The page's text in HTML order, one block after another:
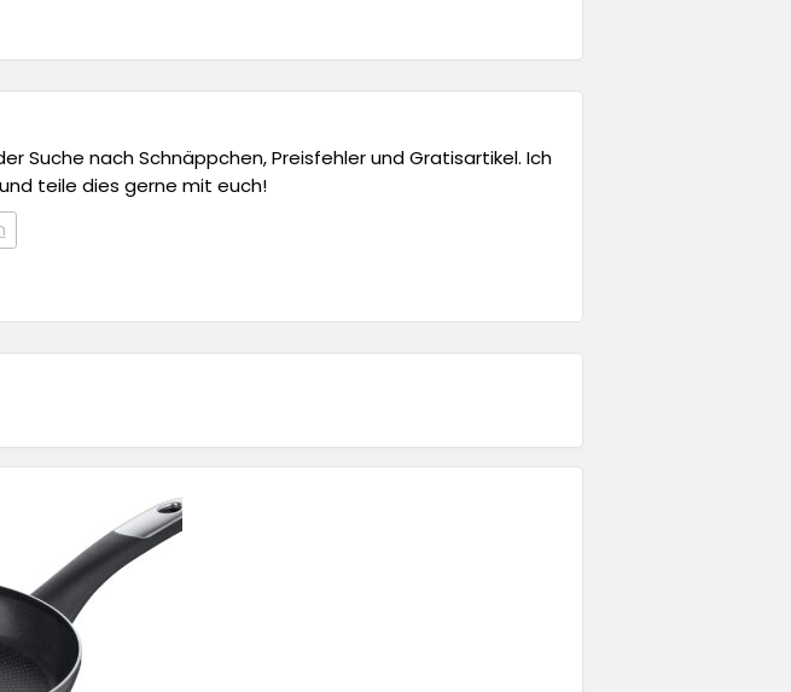
Suche nach Schnäppchen, Preisfehler und Gratisartikel. Ich
teile dies gerne mit euch!